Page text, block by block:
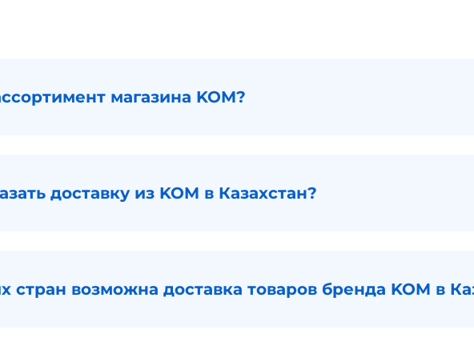
магазина KOM?
доставку из KOM в Казахстан?
стран возможна доставка товаров бренда KOM в